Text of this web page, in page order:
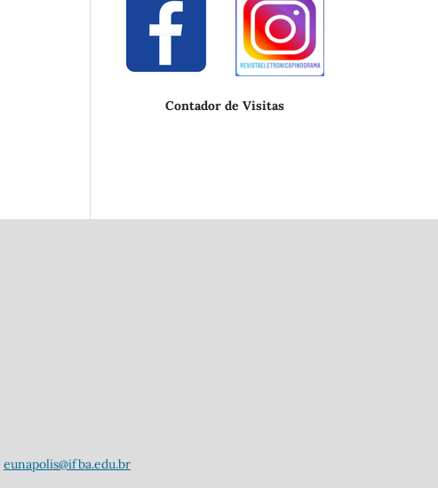
Contador de Visitas
eunapolis@ifba.edu.br